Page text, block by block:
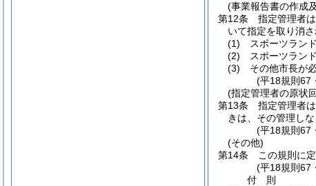
(事業報告書の作成
第12条
指定管理者
いて指定を取り消
(1)
スポーツラン
(2)
スポーツラン
(3)
その他市長が
(平18規則67
(指定管理者の原状
第13条
指定管理者
きは、その管理し
(平18規則67
(その他)
第14条
この規則に
(平18規則67
付 則